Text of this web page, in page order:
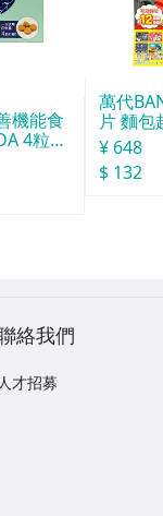
機能食
4粒22
萬代
片 麵包
¥ 648
$ 132
絡我們
人才招募